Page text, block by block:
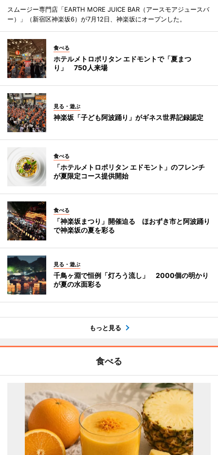
スムージー専門店「EARTH MORE JUICE BAR（アースモアジュースバ
ー）」（新宿区神楽坂6）が7月12日、神楽坂にオープンした。
食べる
ホテルメトロポリタン エドモントで「夏まつ
り」 750人来場
見る・遊ぶ
神楽坂「子ども阿波踊り」がギネス世界記録認定
食べる
「ホテルメトロポリタン エドモント」のフレンチ
が夏限定コース提供開始
食べる
「神楽坂まつり」開催迫る ほおずき市と阿波踊り
で神楽坂の夏を彩る
見る・遊ぶ
千鳥ヶ淵で恒例「灯ろう流し」 2000個の明かり
が夏の水面彩る
もっと見る
食べる